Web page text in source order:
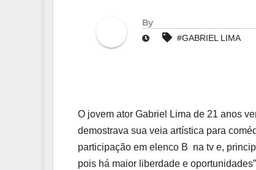
By
#GABRIEL LIMA
O jovem ator Gabriel Lima de 21 anos
demostrava sua veia artística para
participação em elenco B na tv e,
pois há maior liberdade e